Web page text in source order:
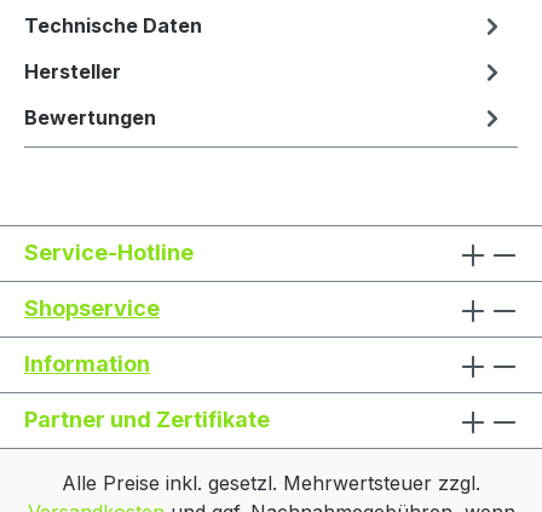
Technische Daten
Hersteller
Bewertungen
Service-Hotline
Shopservice
Information
Partner und Zertifikate
Alle Preise inkl. gesetzl. Mehrwertsteuer zzgl.